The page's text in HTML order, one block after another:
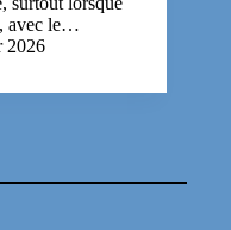
avec le…
2026